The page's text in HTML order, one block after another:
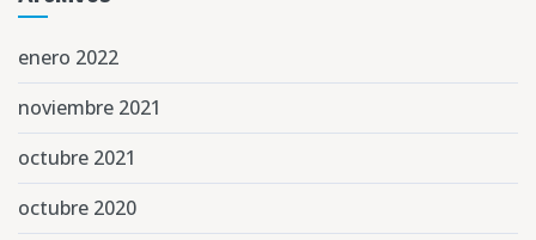
enero 2022
noviembre 2021
octubre 2021
octubre 2020